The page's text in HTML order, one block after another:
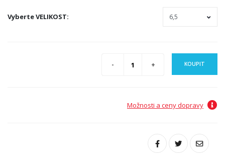
VyberteVELIKOST:
KOUPIT
Možnosti a ceny dopravy